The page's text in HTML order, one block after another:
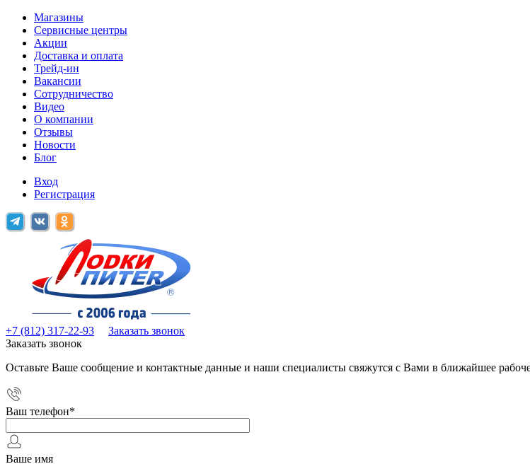
Магазины
Сервисные центры
Акции
Доставка и оплата
Трейд-ин
Вакансии
Сотрудничество
Видео
О компании
Отзывы
Новости
Блог
Вход
Регистрация
+7 (812) 317-22-93
Заказать звонок
Заказать звонок
Оставьте Ваше сообщение и контактные данные и наши специалисты свяжутся с Вами в ближайшее
Ваш телефон*
Ваше имя